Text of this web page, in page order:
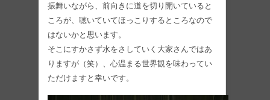
振舞いながら、前向きに道を切り開いていると
ころが、聴いていてほっこりするところなので
はないかと思います。
そこにすかさず水をさしていく大家さんではあ
りますが（笑）、心温まる世界観を味わってい
ただけますと幸いです。